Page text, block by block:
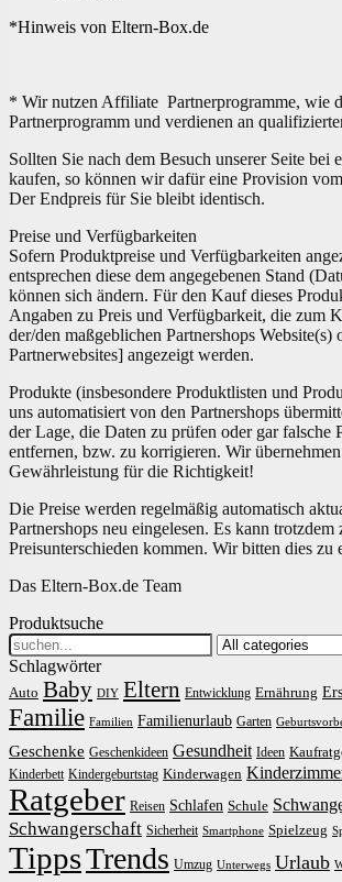
*Hinweis von Eltern-Box.de
* Wir nutzen Affiliate Partnerprogramme, wie
Partnerprogramm und verdienen an
Sollten Sie nach dem Besuch unserer Seite bei
kaufen, so können wir dafür eine Provision
Der Endpreis für Sie bleibt identisch.
Preise und Verfügbarkeiten
Sofern Produktpreise und Verfügbarkeiten
entsprechen diese dem angegebenen Stand
können sich ändern. Für den Kauf dieses
Angaben zu Preis und Verfügbarkeit, die zum
der/den maßgeblichen Partnershops Website(s)
Partnerwebsites] angezeigt werden.
Produkte (insbesondere Produktlisten und
uns automatisiert von den Partnershops
der Lage, die Daten zu prüfen oder gar falsche
entfernen, bzw. zu korrigieren. Wir
Gewährleistung für die Richtigkeit!
Die Preise werden regelmäßig automatisch
Partnershops neu eingelesen. Es kann trotzdem
Preisunterschieden kommen. Wir bitten dies zu
Das Eltern-Box.de Team
Produktsuche
Search
for:
Schlagwörter
Auto Baby DIY Eltern Entwicklung Ernährung
Familie Familien Familienurlaub Garten
Geschenke Geschenkideen Gesundheit Ideen
Kinderbett Kindergeburtstag Kinderwagen
Ratgeber Reisen Schlafen Schule
Schwangerschaft Sicherheit Smartphone Spielzeug
TippsTrends Umzug Unterwegs Urlaub